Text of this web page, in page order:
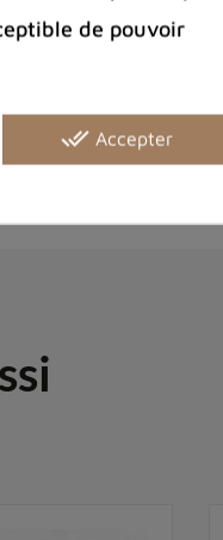
de pouvoir
done_all Accepter